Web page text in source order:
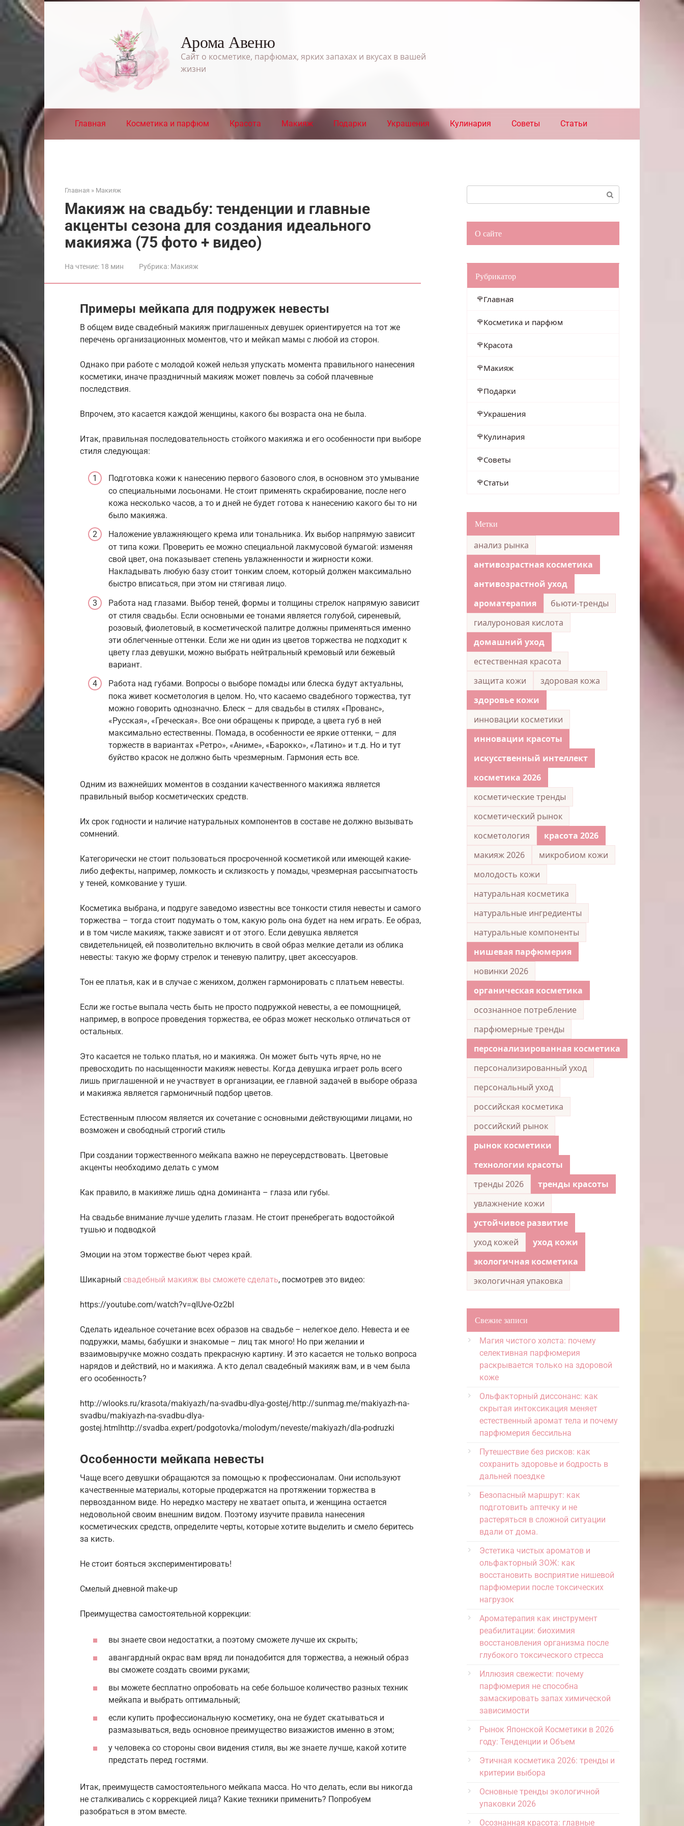
Перейти
к
контенту
Арома Авеню
Сайт о косметике, парфюмах, ярких запахах и вкусах в вашей
жизни
Главная Косметика и парфюм Красота Макияж Подарки Украшения Кулинария Советы Статьи
Главная » Макияж
Макияж на свадьбу: тенденции и главные
акценты сезона для создания идеального
макияжа (75 фото + видео)
На чтение: 18 мин Рубрика: Макияж
Примеры мейкапа для подружек невесты
В общем виде свадебный макияж приглашенных девушек ориентируется на тот же
перечень организационных моментов, что и мейкап мамы с любой из сторон.
Однако при работе с молодой кожей нельзя упускать момента правильного нанесения
косметики, иначе праздничный макияж может повлечь за собой плачевные
последствия.
Впрочем, это касается каждой женщины, какого бы возраста она не была.
Итак, правильная последовательность стойкого макияжа и его особенности при выборе
стиля следующая:
Подготовка кожи к нанесению первого базового слоя, в основном это умывание
со специальными лосьонами. Не стоит применять скрабирование, после него
кожа несколько часов, а то и дней не будет готова к нанесению какого бы то ни
было макияжа.
Наложение увлажняющего крема или тональника. Их выбор напрямую зависит
от типа кожи. Проверить ее можно специальной лакмусовой бумагой: изменяя
свой цвет, она показывает степень увлажненности и жирности кожи.
Накладывать любую базу стоит тонким слоем, который должен максимально
быстро вписаться, при этом ни стягивая лицо.
Работа над глазами. Выбор теней, формы и толщины стрелок напрямую зависит
от стиля свадьбы. Если основными ее тонами является голубой, сиреневый,
розовый, фиолетовый, в косметической палитре должны применяться именно
эти облегченные оттенки. Если же ни один из цветов торжества не подходит к
цвету глаз девушки, можно выбрать нейтральный кремовый или бежевый
вариант.
Работа над губами. Вопросы о выборе помады или блеска будут актуальны,
пока живет косметология в целом. Но, что касаемо свадебного торжества, тут
можно говорить однозначно. Блеск – для свадьбы в стилях «Прованс»,
«Русская», «Греческая». Все они обращены к природе, а цвета губ в ней
максимально естественны. Помада, в особенности ее яркие оттенки, – для
торжеств в вариантах «Ретро», «Аниме», «Барокко», «Латино» и т.д. Но и тут
буйство красок не должно быть чрезмерным. Гармония есть все.
Одним из важнейших моментов в создании качественного макияжа является
правильный выбор косметических средств.
Их срок годности и наличие натуральных компонентов в составе не должно вызывать
сомнений.
Категорически не стоит пользоваться просроченной косметикой или имеющей какие-
либо дефекты, например, ломкость и склизкость у помады, чрезмерная рассыпчатость
у теней, комкование у туши.
Косметика выбрана, и подруге заведомо известны все тонкости стиля невесты и самого
торжества – тогда стоит подумать о том, какую роль она будет на нем играть. Ее образ,
и в том числе макияж, также зависят и от этого. Если девушка является
свидетельницей, ей позволительно включить в свой образ мелкие детали из облика
невесты: такую же форму стрелок и теневую палитру, цвет аксессуаров.
Тон ее платья, как и в случае с женихом, должен гармонировать с платьем невесты.
Если же гостье выпала честь быть не просто подружкой невесты, а ее помощницей,
например, в вопросе проведения торжества, ее образ может несколько отличаться от
остальных.
Это касается не только платья, но и макияжа. Он может быть чуть ярче, но не
превосходить по насыщенности макияж невесты. Когда девушка играет роль всего
лишь приглашенной и не участвует в организации, ее главной задачей в выборе образа
и макияжа является гармоничный подбор цветов.
Естественным плюсом является их сочетание с основными действующими лицами, но
возможен и свободный строгий стиль
При создании торжественного мейкапа важно не переусердствовать. Цветовые
акценты необходимо делать с умом
Как правило, в макияже лишь одна доминанта – глаза или губы.
На свадьбе внимание лучше уделить глазам. Не стоит пренебрегать водостойкой
тушью и подводкой
Эмоции на этом торжестве бьют через край.
Шикарный свадебный макияж вы сможете сделать, посмотрев это видео:
https://youtube.com/watch?v=qIUve-Oz2bI
Сделать идеальное сочетание всех образов на свадьбе – нелегкое дело. Невеста и ее
подружки, мамы, бабушки и знакомые – лиц так много! Но при желании и
взаимовыручке можно создать прекрасную картину. И это касается не только вопроса
нарядов и действий, но и макияжа. А кто делал свадебный макияж вам, и в чем была
его особенность?
http://wlooks.ru/krasota/makiyazh/na-svadbu-dlya-gostej/http://sunmag.me/makiyazh-na-
svadbu/makiyazh-na-svadbu-dlya-
gostej.htmlhttp://svadba.expert/podgotovka/molodym/neveste/makiyazh/dla-podruzki
Особенности мейкапа невесты
Чаще всего девушки обращаются за помощью к профессионалам. Они используют
качественные материалы, которые продержатся на протяжении торжества в
первозданном виде. Но нередко мастеру не хватает опыта, и женщина остается
недовольной своим внешним видом. Поэтому изучите правила нанесения
косметических средств, определите черты, которые хотите выделить и смело беритесь
за кисть.
Не стоит бояться экспериментировать!
Смелый дневной make-up
Преимущества самостоятельной коррекции:
вы знаете свои недостатки, а поэтому сможете лучше их скрыть;
авангардный окрас вам вряд ли понадобится для торжества, а нежный образ
вы сможете создать своими руками;
вы можете бесплатно опробовать на себе большое количество разных техник
мейкапа и выбрать оптимальный;
если купить профессиональную косметику, она не будет скатываться и
размазываться, ведь основное преимущество визажистов именно в этом;
у человека со стороны свои видения стиля, вы же знаете лучше, какой хотите
предстать перед гостями.
Итак, преимуществ самостоятельного мейкапа масса. Но что делать, если вы никогда
не сталкивались с коррекцией лица? Какие техники применить? Попробуем
разобраться в этом вместе.
О сайте
Рубрикатор
Главная
Косметика и парфюм
Красота
Макияж
Подарки
Украшения
Кулинария
Советы
Статьи
Метки
анализ рынка
антивозрастная косметика
антивозрастной уход
ароматерапия
бьюти-тренды
гиалуроновая кислота
домашний уход
естественная красота
защита кожи
здоровая кожа
здоровье кожи
инновации косметики
инновации красоты
искусственный интеллект
косметика 2026
косметические тренды
косметический рынок
косметология
красота 2026
макияж 2026
микробиом кожи
молодость кожи
натуральная косметика
натуральные ингредиенты
натуральные компоненты
нишевая парфюмерия
новинки 2026
органическая косметика
осознанное потребление
парфюмерные тренды
персонализированная косметика
персонализированный уход
персональный уход
российская косметика
российский рынок
рынок косметики
технологии красоты
тренды 2026
тренды красоты
увлажнение кожи
устойчивое развитие
уход кожей
уход кожи
экологичная косметика
экологичная упаковка
Свежие записи
Магия чистого холста: почему
селективная парфюмерия
раскрывается только на здоровой
коже
Ольфакторный диссонанс: как
скрытая интоксикация меняет
естественный аромат тела и почему
парфюмерия бессильна
Путешествие без рисков: как
сохранить здоровье и бодрость в
дальней поездке
Безопасный маршрут: как
подготовить аптечку и не
растеряться в сложной ситуации
вдали от дома.
Эстетика чистых ароматов и
ольфакторный ЗОЖ: как
восстановить восприятие нишевой
парфюмерии после токсических
нагрузок
Ароматерапия как инструмент
реабилитации: биохимия
восстановления организма после
глубокого токсического стресса
Иллюзия свежести: почему
парфюмерия не способна
замаскировать запах химической
зависимости
Рынок Японской Косметики в 2026
году: Тенденции и Объем
Этичная косметика 2026: тренды и
критерии выбора
Основные тренды экологичной
упаковки 2026
Осознанная красота: главные